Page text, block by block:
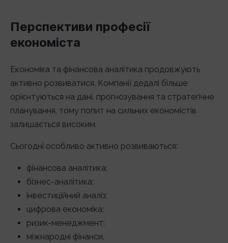
Перспективи професії
економіста
Економіка та фінансова аналітика продовжують
активно розвиватися. Компанії дедалі більше
орієнтуються на дані, прогнозування та стратегічне
планування, тому попит на сильних економістів
залишається високим.
Сьогодні особливо активно розвиваються:
фінансова аналітика;
бізнес-аналітика;
інвестиційний аналіз;
цифрова економіка;
ризик-менеджмент;
міжнародні фінанси.